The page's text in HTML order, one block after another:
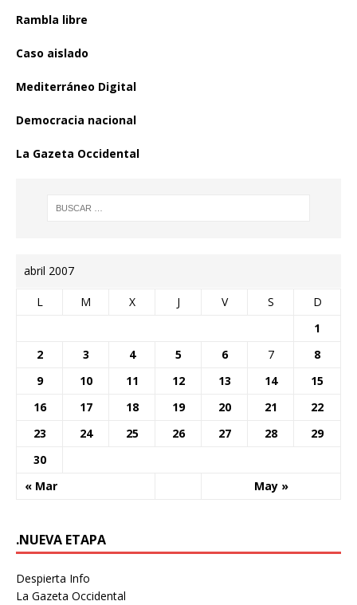
Rambla libre
Caso aislado
Mediterráneo Digital
Democracia nacional
La Gazeta Occidental
abril 2007
L M X J V S D
« Mar May »
1
2
3 4 5 6 7
8
9
10 11 12 13 14
15
16
17 18 19 20 21
22
23
24 25 26 27 28
29
30
.NUEVA ETAPA
Despierta Info
La Gazeta Occidental